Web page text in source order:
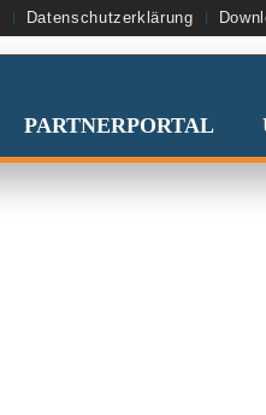
Datenschutzerklärung
PARTNERPORTAL